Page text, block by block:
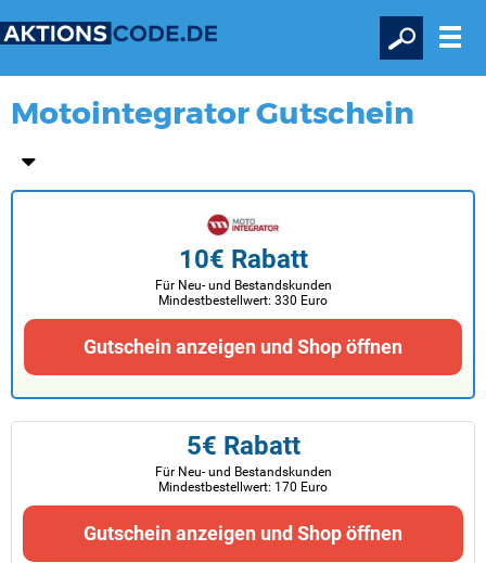
Motointegrator Gutschein
10€ Rabatt
Für Neu- und Bestandskunden
Mindestbestellwert: 330 Euro
Gutschein anzeigen und Shop öffnen
5€ Rabatt
Für Neu- und Bestandskunden
Mindestbestellwert: 170 Euro
Gutschein anzeigen und Shop öffnen